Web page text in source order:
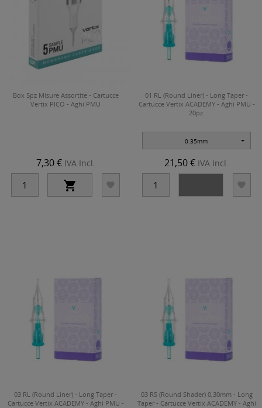
Box 5pz Misure Assortite - Cartucce
Vertix PICO - Aghi PMU
7,30 € IVA Incl.
 
01 RL (Round Liner) - Long Taper -
Cartucce Vertix ACADEMY - Aghi PMU -
20pz.
0.35mm
21,50 € IVA Incl.

03 RL (Round Liner) - Long Taper -
Cartucce Vertix ACADEMY - Aghi PMU -
03 RS (Round Shader) 0,30mm - Long
Taper - Cartucce Vertix ACADEMY - Aghi